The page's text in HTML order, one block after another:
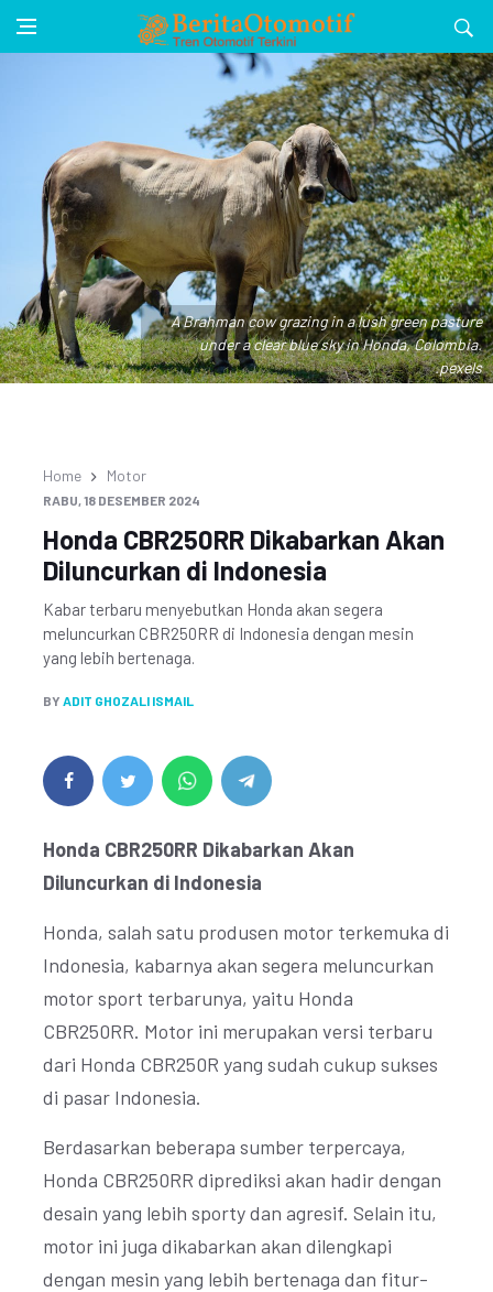
A Brahman cow grazing in a lush green pasture
under a clear blue sky in Honda, Colombia.
.pexels
Home Motor
RABU, 18 DESEMBER 2024
Honda CBR250RR Dikabarkan Akan
Diluncurkan di Indonesia
Kabar terbaru menyebutkan Honda akan segera
meluncurkan CBR250RR di Indonesia dengan mesin
yang lebih bertenaga.
BY ADIT GHOZALI ISMAIL
Honda CBR250RR Dikabarkan Akan
Diluncurkan di Indonesia
Honda, salah satu produsen motor terkemuka di
Indonesia, kabarnya akan segera meluncurkan
motor sport terbarunya, yaitu Honda
CBR250RR. Motor ini merupakan versi terbaru
dari Honda CBR250R yang sudah cukup sukses
di pasar Indonesia.
Berdasarkan beberapa sumber terpercaya,
Honda CBR250RR diprediksi akan hadir dengan
desain yang lebih sporty dan agresif. Selain itu,
motor ini juga dikabarkan akan dilengkapi
dengan mesin yang lebih bertenaga dan fitur-